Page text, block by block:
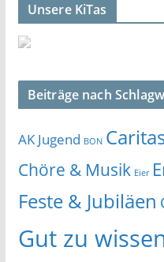
Unsere KiTas
Beiträge nach
AK Jugend BON
Chöre & Musik Eier
Feste & Jubiläen
Gut zu